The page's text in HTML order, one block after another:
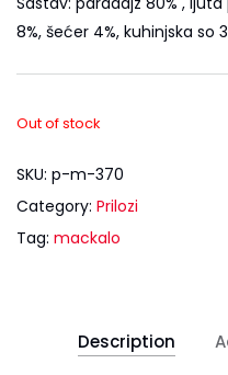
8%, šećer 4%, kuhinjska so
Out of stock
SKU: p-m-370
Category: Prilozi
Tag: mackalo
Description